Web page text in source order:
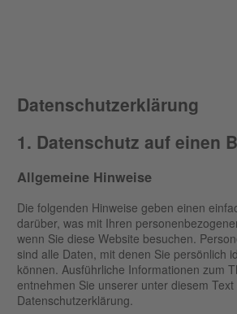
Datenschutz­erklärung
1. Datenschutz auf einen
Allgemeine Hinweise
Die folgenden Hinweise geben einen
darüber, was mit Ihren
wenn Sie diese Website besuchen.
sind alle Daten, mit denen Sie persönlich
können. Ausführliche Informationen zum
entnehmen Sie unserer unter diesem
Datenschutzerklärung.